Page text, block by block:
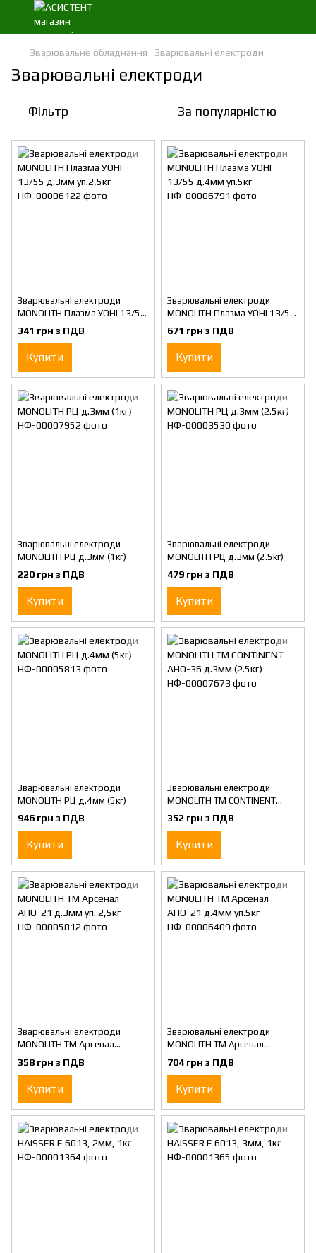
Зварювальне обладнання Зварювальні електроди
Зварювальні електроди
Фільтр За популярністю
Зварювальні електроди
MONOLITH Плазма УОНІ 13/55
д.3мм уп.2,5кг
341 грн з ПДВ
Купити
Зварювальні електроди
MONOLITH Плазма УОНІ 13/55
д.4мм уп.5кг
671 грн з ПДВ
Купити
Зварювальні електроди
MONOLITH РЦ д.3мм (1кг)
220 грн з ПДВ
Купити
Зварювальні електроди
MONOLITH РЦ д.3мм (2.5кг)
479 грн з ПДВ
Купити
Зварювальні електроди
MONOLITH РЦ д.4мм (5кг)
946 грн з ПДВ
Купити
Зварювальні електроди
MONOLITH ТМ CONTINENT
АНО-36 д.3мм (2.5кг)
352 грн з ПДВ
Купити
Зварювальні електроди
MONOLITH ТМ Арсенал
АНО-21 д.3мм уп. 2,5кг
358 грн з ПДВ
Купити
Зварювальні електроди
MONOLITH ТМ Арсенал
АНО-21 д.4мм уп.5кг
704 грн з ПДВ
Купити